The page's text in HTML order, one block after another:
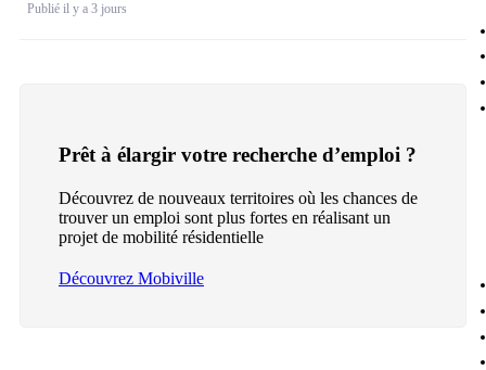
Publié il y a 3 jours
Prêt à élargir votre recherche d’emploi ?
Découvrez de nouveaux territoires où les chances de
trouver un emploi sont plus fortes en réalisant un
projet de mobilité résidentielle
Découvrez Mobiville